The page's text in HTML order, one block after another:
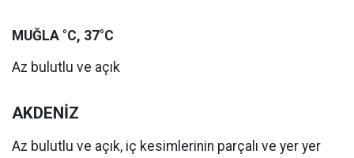
MUĞLA °C, 37°C
Az bulutlu ve açık
AKDENİZ
Az bulutlu ve açık, iç kesimlerinin parçalı ve yer yer